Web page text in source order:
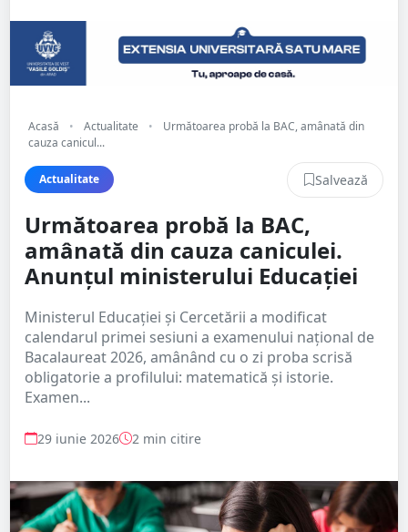
Acasă • Actualitate •
Următoarea probă la BAC, amânată din
cauza canicul...
Actualitate Salvează
Următoarea probă la BAC,
amânată din cauza caniculei.
Anunțul ministerului Educației
Ministerul Educației și Cercetării a modificat
calendarul primei sesiuni a examenului național de
Bacalaureat 2026, amânând cu o zi proba scrisă
obligatorie a profilului: matematică și istorie.
Examen...
29 iunie 2026 2 min citire